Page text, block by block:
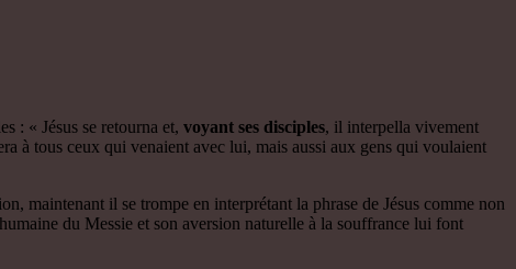
: « Jésus se retourna et, voyant ses disciples, il interpella vivement
à tous ceux qui venaient avec lui, mais aussi aux gens qui voulaient
maintenant il se trompe en interprétant la phrase de Jésus comme non
du Messie et son aversion naturelle à la souffrance lui font